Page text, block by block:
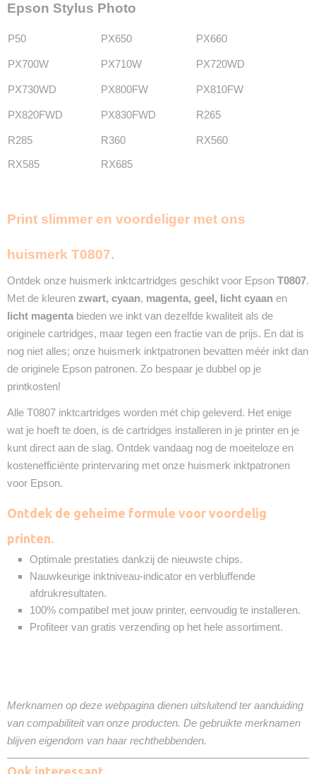
Magenta
15ml
15ml
Licht Magenta
Merk
Verzendmethode
2 Jaar
Epson Stylus Photo
P50 PX650 PX660
PX700W PX710W PX720WD
PX730WD PX800FW PX810FW
PX820FWD PX830FWD R265
R285 R360
RX560
RX585
RX685
Print slimmer en voordeliger met ons
huismerk T0807.
Ontdek onze huismerk inktcartridges geschikt voor Epson T0807.
Met de kleuren zwart, cyaan, magenta, geel, licht cyaan en
licht magenta bieden we inkt van dezelfde kwaliteit als de
originele cartridges, maar tegen een fractie van de prijs. En dat is
nog niet alles; onze huismerk inktpatronen bevatten méér inkt dan
de originele Epson patronen. Zo bespaar je dubbel op je
printkosten!
Alle T0807 inktcartridges worden mét chip geleverd. Het enige
wat je hoeft te doen, is de cartridges installeren in je printer en je
kunt direct aan de slag. Ontdek vandaag nog de moeiteloze en
kostenefficiënte printervaring met onze huismerk inktpatronen
voor Epson.
Ontdek de geheime formule voor voordelig
printen.
Optimale prestaties dankzij de nieuwste chips.
Nauwkeurige inktniveau-indicator en verbluffende
afdrukresultaten.
100% compatibel met jouw printer, eenvoudig te installeren.
Profiteer van gratis verzending op het hele assortiment.
Merknamen op deze webpagina dienen uitsluitend ter aanduiding
van compabiliteit van onze producten. De gebruikte merknamen
blijven eigendom van haar rechthebbenden.
Ook interessant